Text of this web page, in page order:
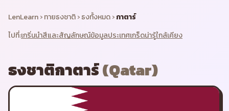
LenLearn›ทายธงชาติ›ธงทั้งหมด›กาตาร์
ไปที่:เกริ่นนำสีและสัญลักษณ์ข้อมูลประเทศเกร็ดน่ารู้ใกล้เคียง
ธงชาติกาตาร์(Qatar)